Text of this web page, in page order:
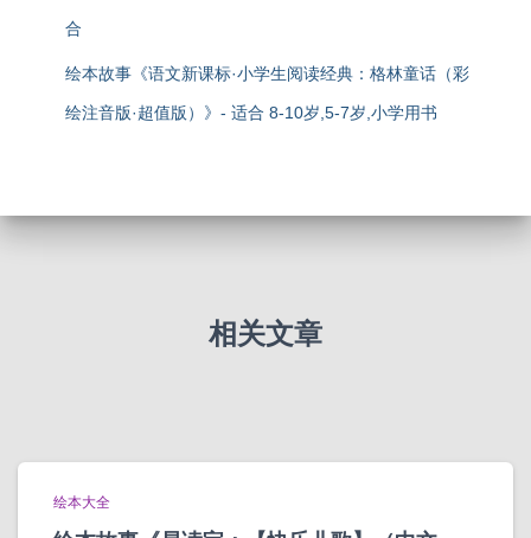
合
绘本故事《语文新课标·小学生阅读经典：格林童话（彩
绘注音版·超值版）》- 适合 8-10岁,5-7岁,小学用书
相关文章
绘本大全